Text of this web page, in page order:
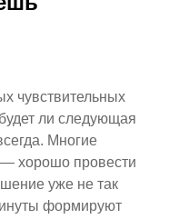
чувствительных
ли следующая
Многие
— хорошо провести
уже не так
формируют